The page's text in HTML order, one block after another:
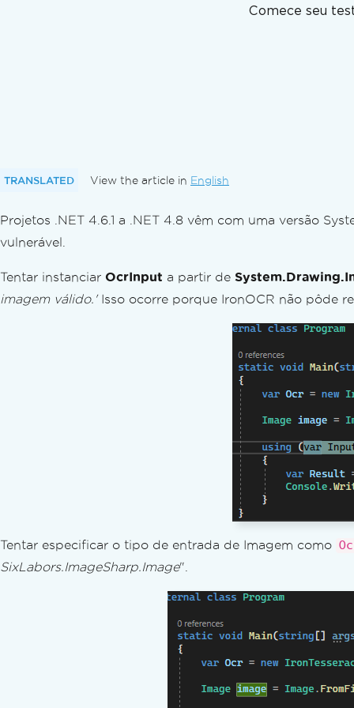
Região OCR de uma imagem
Destaque textos como imagens
Depuração
Solução de problemas
Como fazer uma solicitação de suporte
Obtendo o melhor suporte para o IronOCR
IronOCR - CVE de segurança
Coordenadas de Região OCR
Reconhecimento de Marcas Ópticas (OMR)
Orientação e Rotação de Página
Guias de resolução de problemas
Visual C++ Redistributable para Visual
Aplicar uma chave de licença no IronOCR
Reduza o tamanho do arquivo PDF gerado
As coordenadas X e Y mudam na classe
Captcha
Salvar imagem com diferentes processos
Documentos de identidade
Depurando um projeto do Azure Functions
Solução de problemas em versões antigas
Análise avançada no .NET Framework
Comece seu
TRANSLATED View the article in English
Projetos .NET 4.6.1 a .NET 4.8 vêm com uma versão
vulnerável.
Tentar instanciar OcrInput a partir de
imagem válido.'Isso ocorre porque IronOCR não pôde
Tentar especificar o tipo de entrada de Imagem como
SixLabors.ImageSharp.Image".